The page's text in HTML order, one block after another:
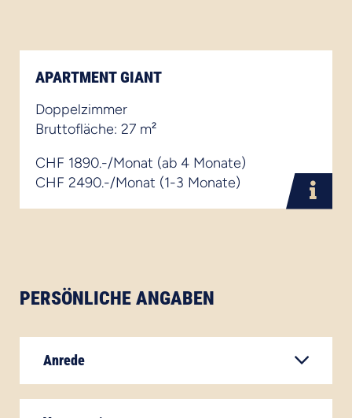
APARTMENT GIANT
Doppelzimmer
Bruttofläche: 27 m²
CHF 1890.-/Monat (ab 4 Monate)
CHF 2490.-/Monat (1-3 Monate)
PERSÖNLICHE ANGABEN
Anrede